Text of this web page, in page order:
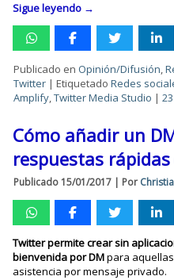
Sigue leyendo →
Publicado en Opinión/Difusión,
Twitter |Etiquetado Redes
Amplify,Twitter Media Studio |
Cómo añadir un
respuestas
Publicado 15/01/2017 Por
Twitter permite crear sin
bienvenida por DMpara
asistencia por mensaje privado.